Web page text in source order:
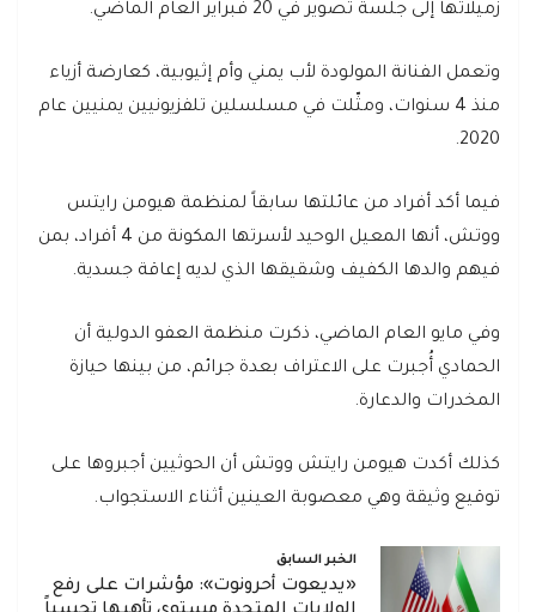
زميلاتها إلى جلسة تصوير في 20 فبراير العام الماضي.
وتعمل الفنانة المولودة لأب يمني وأم إثيوبية، كعارضة أزياء
منذ 4 سنوات، ومثّلت في مسلسلين تلفزيونيين يمنيين عام
2020.
فيما أكد أفراد من عائلتها سابقاً لمنظمة هيومن رايتس
ووتش، أنها المعيل الوحيد لأسرتها المكونة من 4 أفراد، بمن
فيهم والدها الكفيف وشقيقها الذي لديه إعاقة جسدية.
وفي مايو العام الماضي، ذكرت منظمة العفو الدولية أن
الحمادي أُجبرت على الاعتراف بعدة جرائم، من بينها حيازة
المخدرات والدعارة.
كذلك أكدت هيومن رايتش ووتش أن الحوثيين أجبروها على
توقيع وثيقة وهي معصوبة العينين أثناء الاستجواب.
الخبر السابق
«يديعوت أحرونوت»: مؤشرات على رفع